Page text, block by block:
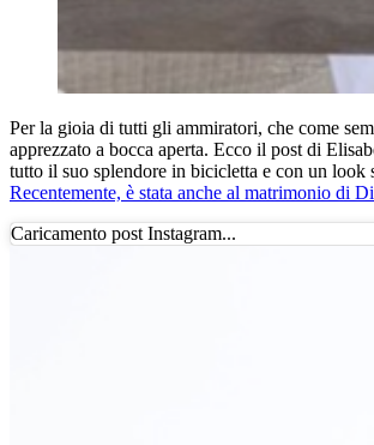
Per la gioia di tutti gli ammiratori, che come
apprezzato a bocca aperta. Ecco il post di
tutto il suo splendore in bicicletta e con un look
Recentemente, è stata anche al matrimonio di
Caricamento post Instagram...